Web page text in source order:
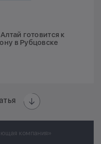
готовится к
в Рубцовске
компания»